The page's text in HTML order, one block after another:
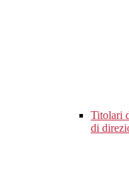
Titolari
di